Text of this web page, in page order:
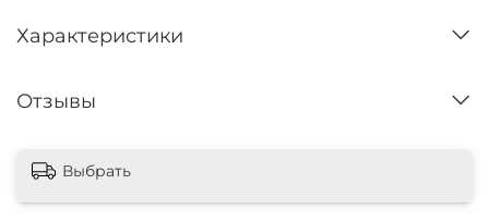
Характеристики
Отзывы
Выбрать